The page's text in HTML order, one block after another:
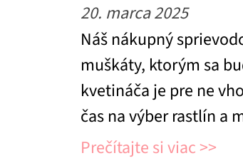
20. marca 2025
Náš nákupný
muškáty, ktorým sa
kvetináča je pre ne
čas na výber rastlín a
Prečítajte si viac